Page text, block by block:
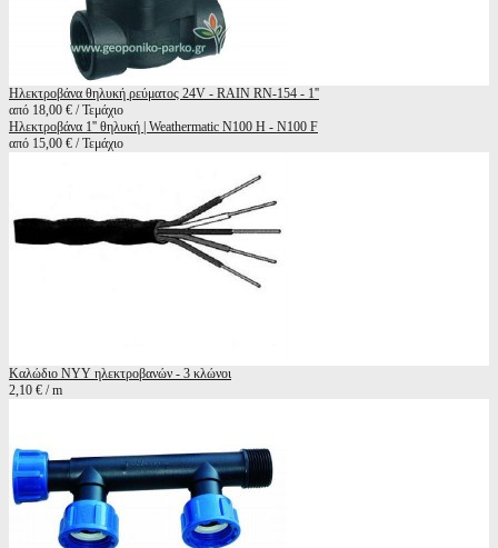
Ηλεκτροβάνα θηλυκή ρεύματος 24V - RAIN RN-154 - 1''
από 18,00 € / Τεμάχιο
Ηλεκτροβάνα 1'' θηλυκή | Weathermatic N100 H - N100 F
από 15,00 € / Τεμάχιο
Καλώδιο ΝΥΥ ηλεκτροβανών - 3 κλώνοι
2,10 € / m